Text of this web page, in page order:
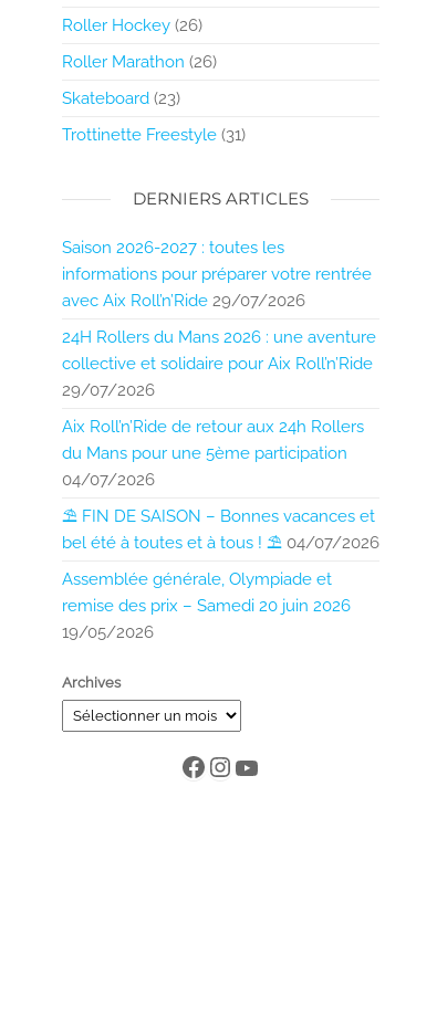
Roller Hockey(26)
Roller Marathon (26)
Skateboard(23)
Trottinette Freestyle(31)
DERNIERS ARTICLES
Saison 2026-2027 : toutes les
informations pour préparer votre rentrée
avec Aix Roll’n’Ride 29/07/2026
24H Rollers du Mans 2026 : une aventure
collective et solidaire pour Aix Roll’n’Ride
29/07/2026
Aix Roll’n’Ride de retour aux 24h Rollers
du Mans pour une 5ème participation
04/07/2026
⛱️ FIN DE SAISON – Bonnes vacances et
bel été à toutes et à tous ! ⛱️ 04/07/2026
Assemblée générale, Olympiade et
remise des prix – Samedi 20 juin 2026
19/05/2026
Archives